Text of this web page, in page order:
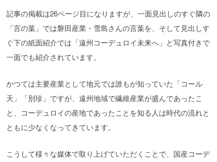
記事の掲載は26ページ目になりますが、一面見出しのすぐ隣の
「言の葉」では磐田産業・雪島さんの言葉を、そして見出しす
ぐ下の紙面紹介では「遠州コーデュロイ未来へ」と写真付きで
一面でも紹介されています。
かつては主要産業として地元では誰もが知っていた「コール
天」「別珍」ですが、遠州地域で繊維産業が盛んであったこ
と、コーデュロイの産地であったことを知る人は時代の流れと
ともに少なくなってきています。
こうして様々な媒体で取り上げていただくことで、国産コーデ